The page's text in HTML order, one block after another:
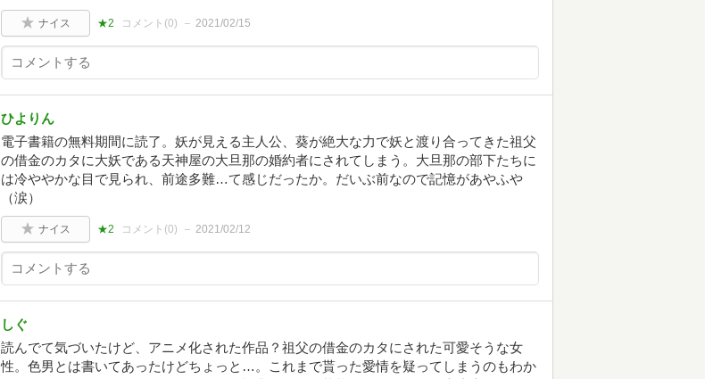
ナイス ★2 コメント(0) 2021/02/15
ひよりん
電子書籍の無料期間に読了。妖が見える主人公、葵が絶大な力で妖と渡り合ってきた祖父
の借金のカタに大妖である天神屋の大旦那の婚約者にされてしまう。大旦那の部下たちに
は冷ややかな目で見られ、前途多難…て感じだったか。だいぶ前なので記憶があやふや
（涙）
ナイス ★2 コメント(0) 2021/02/12
しぐ
読んでて気づいたけど、アニメ化された作品？祖父の借金のカタにされた可愛そうな女
性。色男とは書いてあったけどちょっと…。これまで貰った愛情を疑ってしまうのもわか